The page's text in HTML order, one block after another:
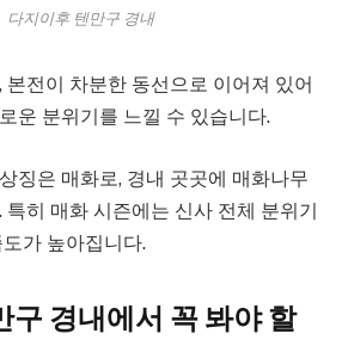
다지이후 텐만구 경내
본전이 차분한 동선으로 이어져 있어
운 분위기를 느낄 수 있습니다.
징은 매화로, 경내 곳곳에 매화나무
특히 매화 시즌에는 신사 전체 분위기
가 높아집니다.
구 경내에서 꼭 봐야 할